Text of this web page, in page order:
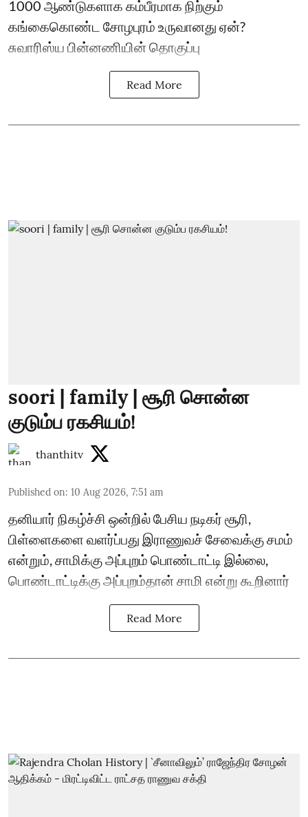
1000 ஆண்டுகளாக கம்பீரமாக நிற்கும்
கங்கைகொண்ட சோழபுரம் உருவானது ஏன்?
சுவாரிஸ்ய பின்னணியின் தொகுப்பு
Read More
soori | family | சூரி சொன்ன
குடும்ப ரகசியம்!
thanthitv
Published on: 10 Aug 2026, 7:51 am
தனியார் நிகழ்ச்சி ஒன்றில் பேசிய நடிகர் சூரி,
பிள்ளைகளை வளர்ப்பது இராணுவச் சேவைக்கு சமம்
என்றும், சாமிக்கு அப்புறம் பொண்டாட்டி இல்லை,
பொண்டாட்டிக்கு அப்புறம்தான் சாமி என்று கூறினார்
Read More